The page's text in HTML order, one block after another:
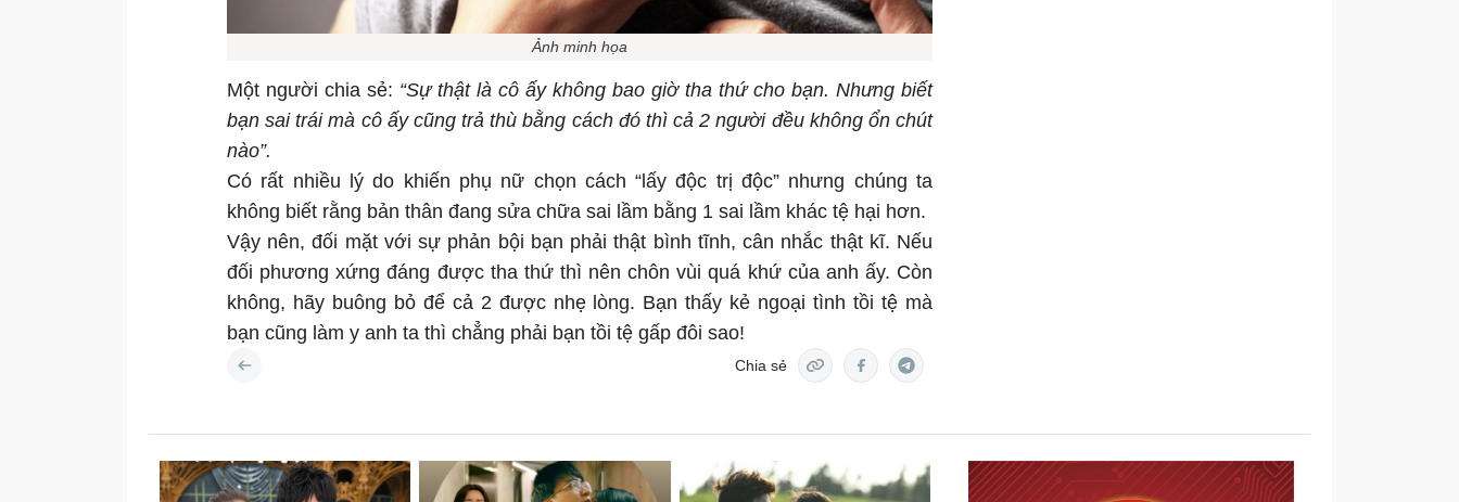
Ảnh minh họa
Một người chia sẻ: “Sự thật là cô ấy không bao giờ tha thứ cho bạn. Nhưng biết
bạn sai trái mà cô ấy cũng trả thù bằng cách đó thì cả 2 người đều không ổn chút
nào”.
Có rất nhiều lý do khiến phụ nữ chọn cách “lấy độc trị độc” nhưng chúng ta
không biết rằng bản thân đang sửa chữa sai lầm bằng 1 sai lầm khác tệ hại hơn.
Vậy nên, đối mặt với sự phản bội bạn phải thật bình tĩnh, cân nhắc thật kĩ. Nếu
đối phương xứng đáng được tha thứ thì nên chôn vùi quá khứ của anh ấy. Còn
không, hãy buông bỏ để cả 2 được nhẹ lòng. Bạn thấy kẻ ngoại tình tồi tệ mà
bạn cũng làm y anh ta thì chẳng phải bạn tồi tệ gấp đôi sao!
Chia sẻ